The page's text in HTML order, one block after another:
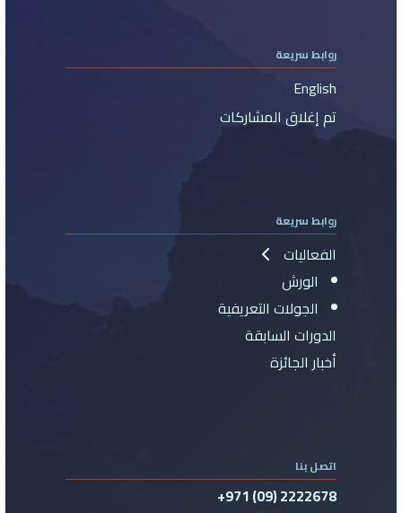
روابط سريعة
English
تم إغلاق المشاركات
روابط سريعة
الفعاليات
الورش
الجولات التعريفية
الدورات السابقة
أخبار الجائزة
اتصل بنا
+971 (09) 2222678